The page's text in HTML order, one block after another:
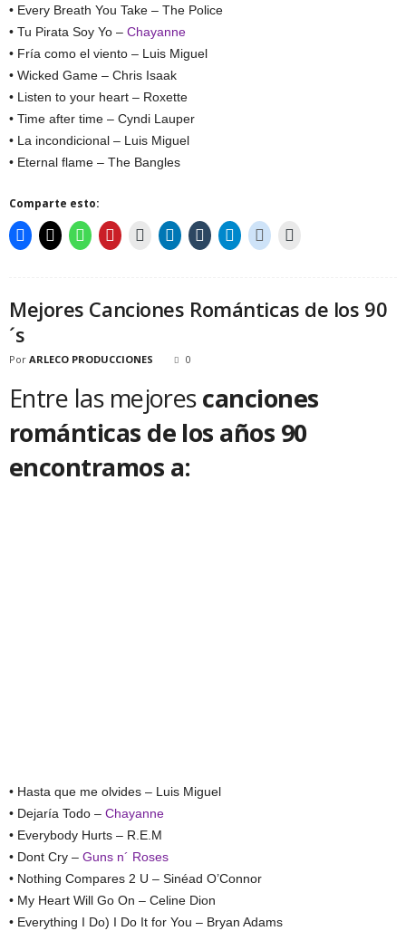
• Every Breath You Take – The Police
• Tu Pirata Soy Yo – Chayanne
• Fría como el viento – Luis Miguel
• Wicked Game – Chris Isaak
• Listen to your heart – Roxette
• Time after time – Cyndi Lauper
• La incondicional – Luis Miguel
• Eternal flame – The Bangles
Comparte esto:
Mejores Canciones Románticas de los 90
´s
Por ARLECO PRODUCCIONES 0
Entre las mejorescanciones
románticas de los años 90
encontramos a:
• Hasta que me olvides – Luis Miguel
• Dejaría Todo – Chayanne
• Everybody Hurts – R.E.M
• Dont Cry – Guns n´ Roses
• Nothing Compares 2 U – Sinéad O’Connor
• My Heart Will Go On – Celine Dion
• Everything I Do) I Do It for You – Bryan Adams